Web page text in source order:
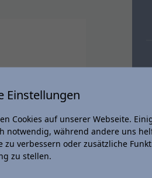
Einstellungen
Cookies auf unserer Webseite.
notwendig, während andere uns
zu verbessern oder zusätzliche
zu stellen.